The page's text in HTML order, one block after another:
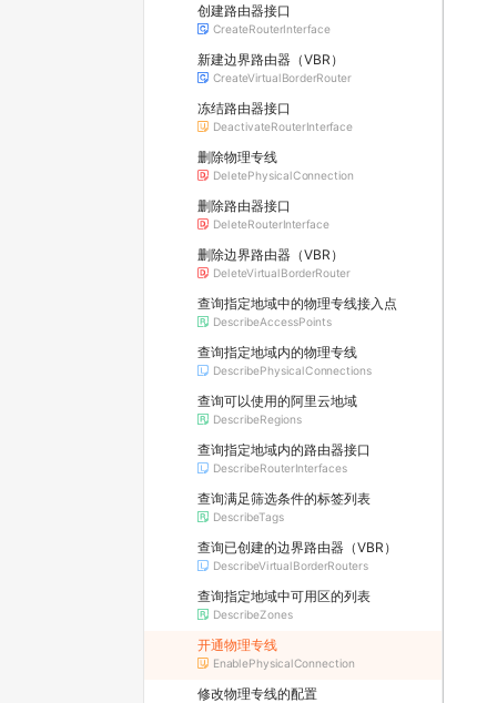
创建路由器接口
CreateRouterInterface
新建边界路由器（VBR）
CreateVirtualBorderRouter
冻结路由器接口
DeactivateRouterInterface
删除物理专线
DeletePhysicalConnection
删除路由器接口
DeleteRouterInterface
删除边界路由器（VBR）
DeleteVirtualBorderRouter
查询指定地域中的物理专线接入点
DescribeAccessPoints
查询指定地域内的物理专线
DescribePhysicalConnections
查询可以使用的阿里云地域
DescribeRegions
查询指定地域内的路由器接口
DescribeRouterInterfaces
查询满足筛选条件的标签列表
DescribeTags
查询已创建的边界路由器（VBR）
DescribeVirtualBorderRouters
查询指定地域中可用区的列表
DescribeZones
开通物理专线
EnablePhysicalConnection
修改物理专线的配置